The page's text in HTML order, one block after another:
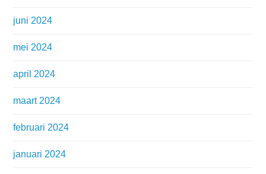
juni 2024
mei 2024
april 2024
maart 2024
februari 2024
januari 2024